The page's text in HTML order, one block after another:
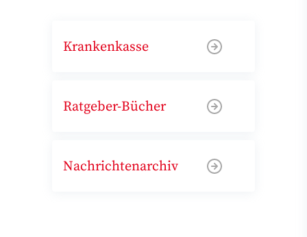
Krankenkasse
Ratgeber-Bücher
Nachrichtenarchiv